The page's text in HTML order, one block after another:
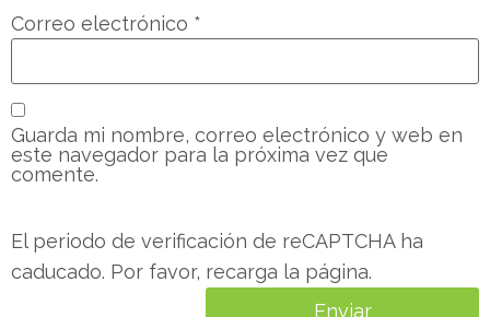
Correo electrónico *
Guarda mi nombre, correo electrónico y web en
este navegador para la próxima vez que
comente.
El periodo de verificación de reCAPTCHA ha
caducado. Por favor, recarga la página.